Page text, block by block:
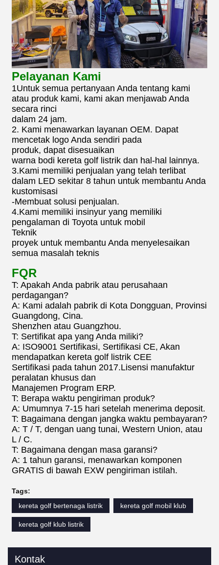
Pelayanan Kami
1Untuk semua pertanyaan Anda tentang kami
atau produk kami, kami akan menjawab Anda
secara rinci
dalam 24 jam.
2. Kami menawarkan layanan OEM. Dapat
mencetak logo Anda sendiri pada
produk, dapat disesuaikan
warna bodi kereta golf listrik dan hal-hal lainnya.
3.Kami memiliki penjualan yang telah terlibat
dalam LED sekitar 8 tahun untuk membantu Anda
kustomisasi
-Membuat solusi penjualan.
4.Kami memiliki insinyur yang memiliki
pengalaman di Toyota untuk mobil
Teknik
proyek untuk membantu Anda menyelesaikan
semua masalah teknis
FQR
T: Apakah Anda pabrik atau perusahaan
perdagangan?
A: Kami adalah pabrik di Kota Dongguan, Provinsi
Guangdong, Cina.
Shenzhen atau Guangzhou.
T: Sertifikat apa yang Anda miliki?
A: ISO9001 Sertifikasi, Sertifikasi CE, Akan
mendapatkan kereta golf listrik CEE
Sertifikasi pada tahun 2017.Lisensi manufaktur
peralatan khusus dan
Manajemen Program ERP.
T: Berapa waktu pengiriman produk?
A: Umumnya 7-15 hari setelah menerima deposit.
T: Bagaimana dengan jangka waktu pembayaran?
A: T / T, dengan uang tunai, Western Union, atau
L / C.
T: Bagaimana dengan masa garansi?
A: 1 tahun garansi, menawarkan komponen
GRATIS di bawah EXW pengiriman istilah.
Tags:
kereta golf bertenaga listrik
kereta golf mobil klub
kereta golf klub listrik
Kontak